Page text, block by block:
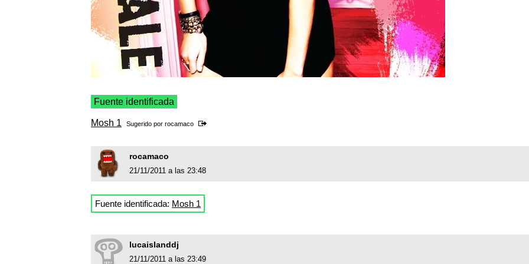
Fuente identificada
Mosh 1 Sugerido por rocamaco
rocamaco
21/11/2011 a las 23:48
Fuente identificada: Mosh 1
lucaislanddj
21/11/2011 a las 23:49